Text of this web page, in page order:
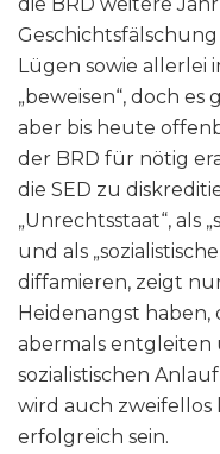
Lügen sowie allerlei
„beweisen“, doch es
aber bis heute
der BRD für nötig
die SED zu
„Unrechtsstaat“, als
und als
diffamieren, zeigt
Heidenangst haben,
abermals entgleiten
sozialistischen
wird auch
erfolgreich sein.